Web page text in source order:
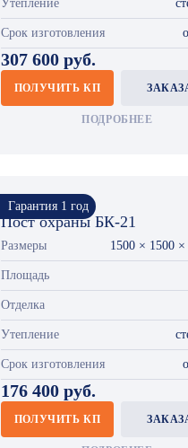
Утепление
Срок изготовления
307 600 руб.
ПОЛУЧИТЬ КП
ПОДРОБНЕЕ
Гарантия 1 год
Пост охраны БК-21
Размеры 1500 × 1500
Площадь
Отделка
Утепление
Срок изготовления
176 400 руб.
ПОЛУЧИТЬ КП